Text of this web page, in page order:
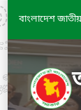
বাংলাদেশ